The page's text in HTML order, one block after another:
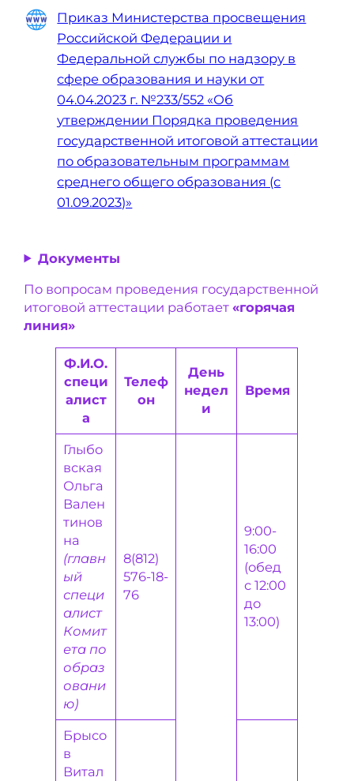
Приказ Министерства просвещения
Российской Федерации и
Федеральной службы по надзору в
сфере образования и науки от
04.04.2023 г. №233/552 «Об
утверждении Порядка проведения
государственной итоговой аттестации
по образовательным программам
среднего общего образования (с
01.09.2023)»
Документы
По вопросам проведения государственной
итоговой аттестации работает«горячая
линия»
Ф.И.О.
специ
алист
а
Телеф
он
День
недел
и
Время
Глыбо
вская
Ольга
Вален
тинов
на
(главн
ый
специ
алист
Комит
ета по
образ
овани
ю)
8(812)
576-18-
76
9:00-
16:00
(обед
с 12:00
до
13:00)
Брысо
в
Витал